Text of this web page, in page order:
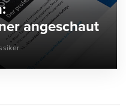
angeschaut